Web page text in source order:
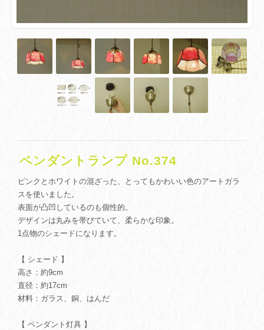
ペンダントランプ No.374
ピンクとホワイトの混ざった、とってもかわいい色のアートガラ
スを使いました。
表面が凸凹しているのも個性的。
デザインは丸みを帯びていて、柔らかな印象。
1点物のシェードになります。
【 シェード 】
高さ：約9cm
直径：約17cm
材料：ガラス、銅、はんだ
【 ペンダント灯具 】